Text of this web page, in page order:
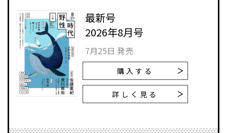
最新号
2026年8月号
7月25日 発売
購入する
詳しく見る